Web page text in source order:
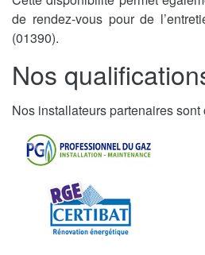
de rendez-vous pour de
(01390).
Nos
Nos installateurs partenaires sont